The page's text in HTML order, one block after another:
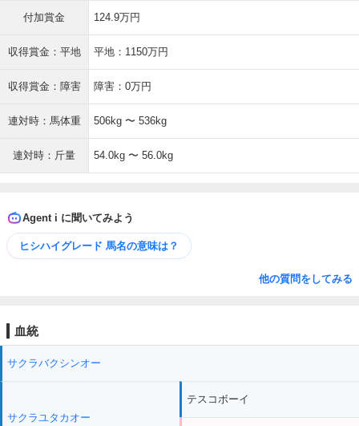
付加賞金 124.9万円
収得賞金：平地 平地：1150万円
収得賞金：障害 障害：0万円
連対時：馬体重 506kg 〜 536kg
連対時：斤量 54.0kg 〜 56.0kg
Agent i に聞いてみよう
ヒシハイグレード 馬名の意味は？
他の質問をしてみる
血統
サクラバクシンオー
サクラユタカオー
テスコボーイ